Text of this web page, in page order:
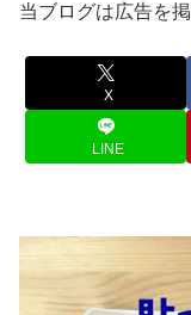
当ブログは広告を
X
LINE